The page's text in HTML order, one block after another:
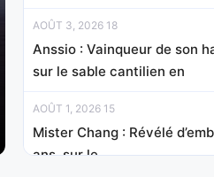
AOÛT 3, 2026 18
Anssio : Vainqueur de son
sur le sable cantilien en
AOÛT 1, 2026 15
Mister Chang : Révélé
ans, sur le